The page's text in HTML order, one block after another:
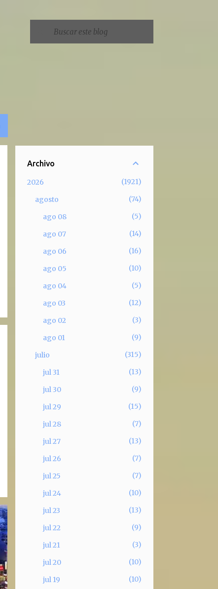
Archivo
2026
1921
agosto
74
ago 08
5
ago 07
14
ago 06
16
ago 05
10
ago 04
5
ago 03
12
ago 02
3
ago 01
9
julio
315
jul 31
13
jul 30
9
jul 29
15
jul 28
7
jul 27
13
jul 26
7
jul 25
7
jul 24
10
jul 23
13
jul 22
9
jul 21
3
jul 20
10
jul 19
10